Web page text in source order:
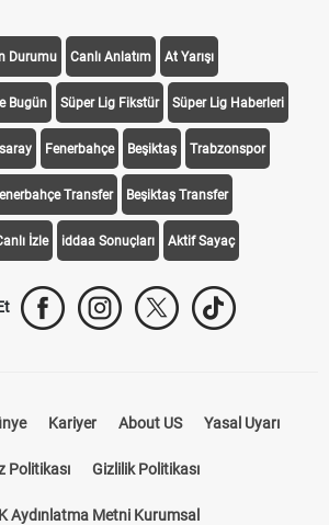
Durumu Canlı Anlatım At Yarışı
Bugün Süper Lig Fikstür Süper Lig Haberleri
Fenerbahçe Beşiktaş Trabzonspor
Transfer Beşiktaş Transfer
İzle iddaa Sonuçları Aktif Sayaç
Kariyer About US Yasal Uyarı
Politikası Gizlilik Politikası
Aydınlatma Metni Kurumsal